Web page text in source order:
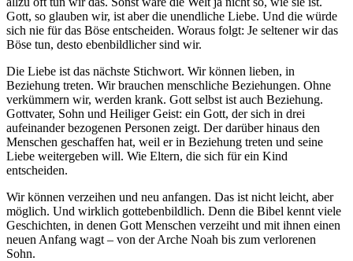
Gott, so glauben wir, ist aber die unendliche Liebe. Und die würde
sich nie für das Böse entscheiden. Woraus folgt: Je seltener wir das
Böse tun, desto ebenbildlicher sind wir.
Die Liebe ist das nächste Stichwort. Wir können lieben, in
Beziehung treten. Wir brauchen menschliche Beziehungen. Ohne
verkümmern wir, werden krank. Gott selbst ist auch Beziehung.
Gottvater, Sohn und Heiliger Geist: ein Gott, der sich in drei
aufeinander bezogenen Personen zeigt. Der darüber hinaus den
Menschen geschaffen hat, weil er in Beziehung treten und seine
Liebe weitergeben will. Wie Eltern, die sich für ein Kind
entscheiden.
Wir können verzeihen und neu anfangen. Das ist nicht leicht, aber
möglich. Und wirklich gottebenbildlich. Denn die Bibel kennt viele
Geschichten, in denen Gott Menschen verzeiht und mit ihnen einen
neuen Anfang wagt – von der Arche Noah bis zum verlorenen
Sohn.